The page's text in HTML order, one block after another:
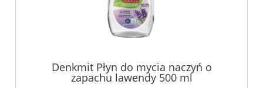
Denkmit Płyn do mycia naczyń o
zapachu lawendy 500 ml